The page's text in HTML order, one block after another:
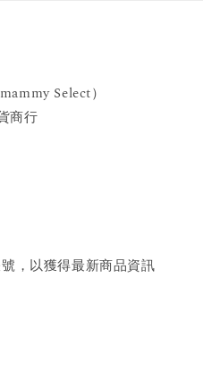
Select）
商行
，以獲得最新商品資訊